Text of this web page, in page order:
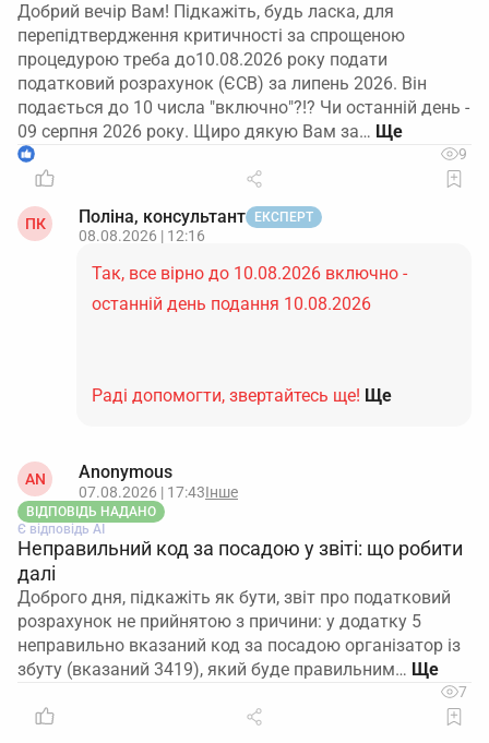
Добрий вечір Вам! Підкажіть, будь ласка, для
перепідтвердження критичності за спрощеною
процедурою треба до10.08.2026 року подати
податковий розрахунок (ЄСВ) за липень 2026. Він
подається до 10 числа "включно"?!? Чи останній день -
09 серпня 2026 року. Щиро дякую Вам за…
1 9
ПК Поліна, консультант ЕКСПЕРТ
08.08.2026 | 12:16
Так, все вірно до 10.08.2026 включно -
останній день подання 10.08.2026
Раді допомогти, звертайтесь ще! Ще
AN Anonymous
07.08.2026 | 17:43Інше
ВІДПОВІДЬ НАДАНО
Є відповідь АІ
Неправильний код за посадою у звіті: що робити
далі
Доброго дня, підкажіть як бути, звіт про податковий
розрахунок не прийнятою з причини: у додатку 5
неправильно вказаний код за посадою організатор із
збуту (вказаний 3419), який буде правильним…
7